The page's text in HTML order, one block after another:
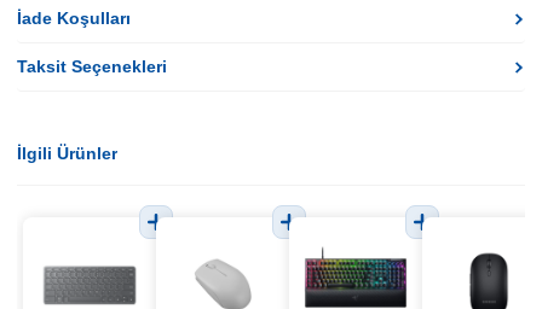
İade Koşulları
Taksit Seçenekleri
İlgili Ürünler